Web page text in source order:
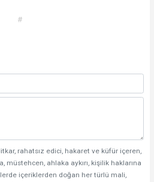
#
rahatsız edici, hakaret ve küfür içeren,
müstehcen, ahlaka aykırı, kişilik haklarına
içeriklerden doğan her türlü mali,